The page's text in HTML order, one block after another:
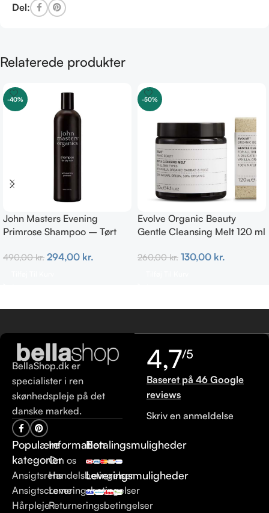
Del:
Relaterede produkter
-40%
John Masters Evening
Primrose Shampoo – Tørt
490,00kr. 294,00 kr.
-50%
Evolve Organic Beauty
Gentle Cleansing Melt 120 ml
260,00kr. 130,00 kr.
BellaShop.dk er
specialister i ren
skønhedspleje på det
danske marked.
Populære
kategorier
Ansigtsrens
Ansigtscreme
Hårpleje
Information
Om os
Handelsbetingelser
Leveringsbetingelser
Returneringsbetingelser
Betalingsmuligheder
Leveringsmuligheder
4,7/5
Baseret på 46 Google
reviews
Skriv en anmeldelse